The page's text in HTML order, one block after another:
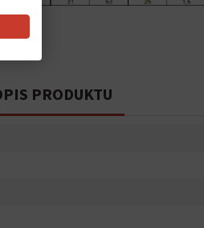
PRODUKTU